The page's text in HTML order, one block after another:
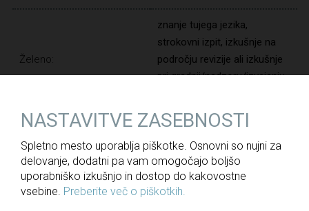
Želeno:
znanje tujega jezika,
strokovni izpit, izkušnje na
področju revizije ali izkušnje
pri gradnji/nadzoru/izvajanju
Delovne izkušnje: 3 leta
Trajanje zaposlitve: nedoločen čas
Poskusna doba: 3 meseci
NASTAVITVE ZASEBNOSTI
Spletno mesto uporablja piškotke. Osnovni so nujni za
delovanje, dodatni pa vam omogočajo boljšo
uporabniško izkušnjo in dostop do kakovostne
vsebine. Preberite več o piškotkih.